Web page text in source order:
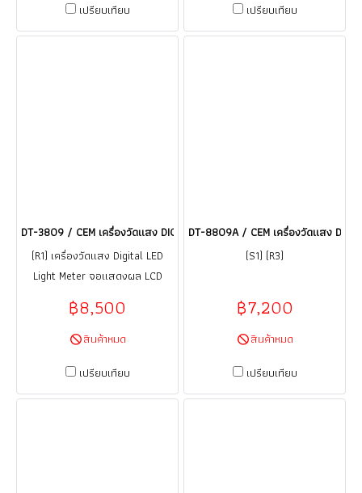
เปรียบเทียบ
เปรียบเทียบ
DT-3809 / CEM เครื่องวัดแสง DIGITAL LED LIGHT METER / ราคา
(R1) เครื่องวัดแสง Digital LED
Light Meter จอแสดงผล LCD
ก์ชั่นแสดงแบตเตอรี่ต่ำ อัตราการวัด
2.5 ครั้งต่อวินาที เลือกหน่วยการวัด
฿8,500
สินค้าหมด
เปรียบเทียบ
DT-8809A / CEM เครื่องวัดแสง
(S1) (R3)
฿7,200
สินค้าหมด
เปรียบเทียบ